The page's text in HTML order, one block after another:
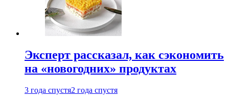
Эксперт рассказал, как сэкономить
на «новогодних» продуктах
3 года спустя2 года спустя